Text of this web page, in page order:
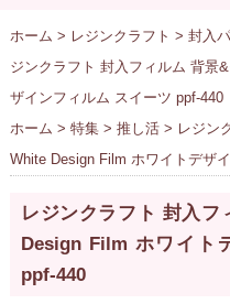
ホーム > レジンクラフト > 封入
ジンクラフト 封入フィルム 背景
ザインフィルム スイーツ ppf-440
ホーム > 特集> 推し活> レジン
White Design Film ホワイトデザ
レジンクラフト 封入
Design Film ホワイト
ppf-440